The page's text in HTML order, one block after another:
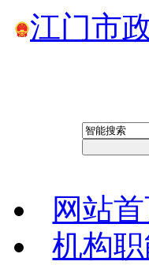
江门市
网站
机构